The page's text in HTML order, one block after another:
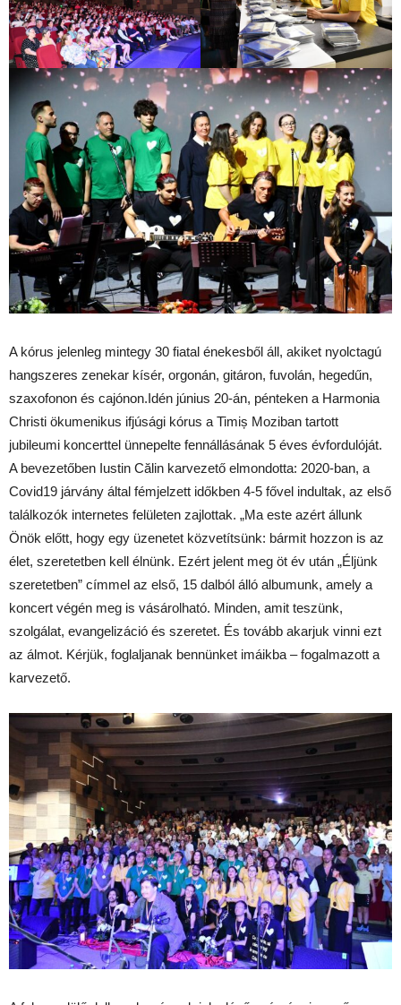
A kórus jelenleg mintegy 30 fiatal énekesből áll, akiket nyolctagú
hangszeres zenekar kísér, orgonán, gitáron, fuvolán, hegedűn,
szaxofonon és cajónon.Idén június 20-án, pénteken a Harmonia
Christi ökumenikus ifjúsági kórus a Timiș Moziban tartott
jubileumi koncerttel ünnepelte fennállásának 5 éves évfordulóját.
A bevezetőben Iustin Călin karvezető elmondotta: 2020-ban, a
Covid19 járvány által fémjelzett időkben 4-5 fővel indultak, az első
találkozók internetes felületen zajlottak. „Ma este azért állunk
Önök előtt, hogy egy üzenetet közvetítsünk: bármit hozzon is az
élet, szeretetben kell élnünk. Ezért jelent meg öt év után „Éljünk
szeretetben” címmel az első, 15 dalból álló albumunk, amely a
koncert végén meg is vásárolható. Minden, amit teszünk,
szolgálat, evangelizáció és szeretet. És tovább akarjuk vinni ezt
az álmot. Kérjük, foglaljanak bennünket imáikba – fogalmazott a
karvezető.